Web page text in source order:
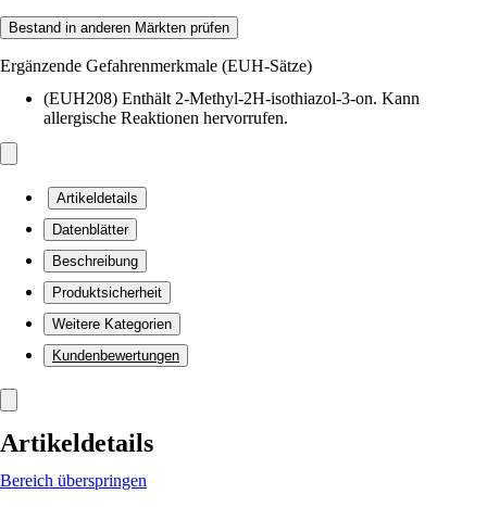
Bestand in anderen Märkten prüfen
Ergänzende Gefahrenmerkmale (EUH-Sätze)
(EUH208) Enthält 2-Methyl-2H-isothiazol-3-on. Kann
allergische Reaktionen hervorrufen.
Artikeldetails
Datenblätter
Beschreibung
Produktsicherheit
Weitere Kategorien
Kundenbewertungen
Artikeldetails
Bereich überspringen